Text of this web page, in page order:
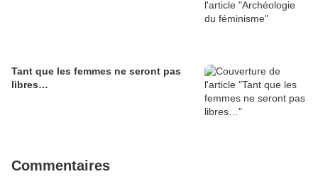
Tant que les femmes ne seront pas
libres…
Commentaires